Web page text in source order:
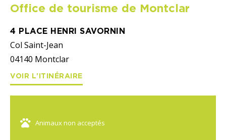
Office de tourisme de Montclar
4 PLACE HENRI SAVORNIN
Col Saint-Jean
04140 Montclar
VOIR L'ITINÉRAIRE
Animaux non acceptés